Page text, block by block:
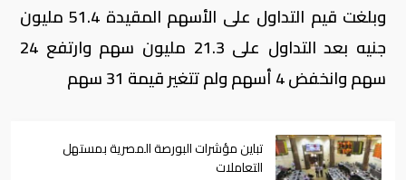
وبلغت قيم التداول على الأسهم المقيدة 51.4 مليون
جنيه بعد التداول على 21.3 مليون سهم وارتفع 24
سهم وانخفض 4 أسهم ولم تتغير قيمة 31 سهم
تباين مؤشرات البورصة المصرية بمستهل
التعاملات